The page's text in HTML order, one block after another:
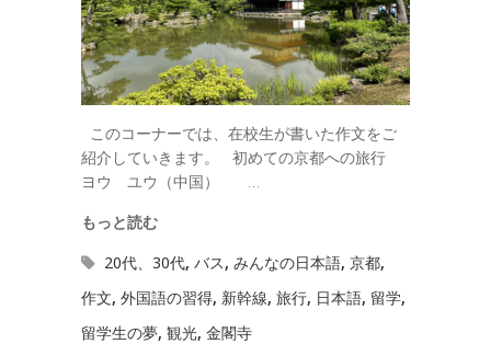
このコーナーでは、在校生が書いた作文をご
紹介していきます。 初めての京都への旅行
ヨウ ユウ（中国） …
もっと読む
20代、30代, バス, みんなの日本語, 京都,
作文, 外国語の習得, 新幹線, 旅行, 日本語, 留学,
留学生の夢, 観光, 金閣寺